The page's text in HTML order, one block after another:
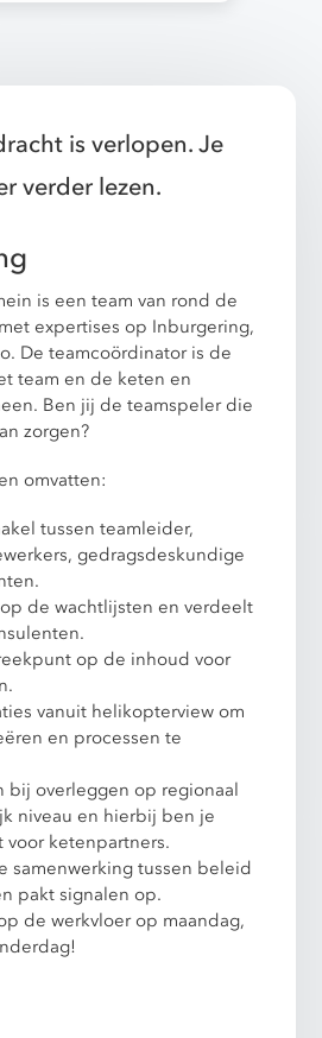
is verlopen. Je
verder lezen.
is een team van rond de
expertises op Inburgering,
De teamcoördinator is de
team en de keten en
Ben jij de teamspeler die
zorgen?
omvatten:
tussen teamleider,
gedragsdeskundige
de wachtlijsten en verdeelt
op de inhoud voor
vanuit helikopterview om
en processen te
bij overleggen op regionaal
niveau en hierbij ben je
voor ketenpartners.
samenwerking tussen beleid
pakt signalen op.
de werkvloer op maandag,